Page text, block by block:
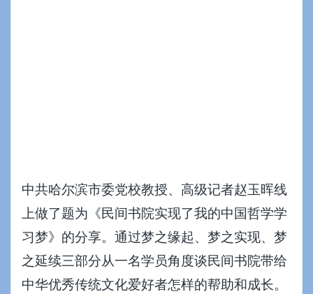
中共哈尔滨市委党校教授、高级记者赵玉晖线
上做了题为《民间书院实现了我的中国哲学学
习梦》的分享。通过梦之缘起、梦之实现、梦
之延续三部分从一名学员角度谈民间书院带给
中华优秀传统文化爱好者怎样的帮助和成长。